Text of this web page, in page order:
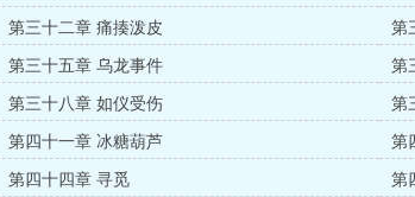
第三十二章 痛揍泼皮 第
第三十五章 乌龙事件 第
第三十八章 如仪受伤 第
第四十一章 冰糖葫芦 第
第四十四章 寻觅 第